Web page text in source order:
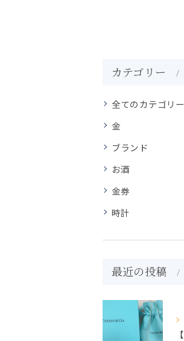
カテゴリー
全てのカテゴリー
金
ブランド
お酒
金券
時計
最近の投稿